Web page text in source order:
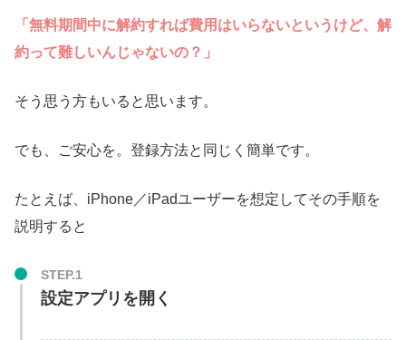
「無料期間中に解約すれば費用はいらないというけど、解
約って難しいんじゃないの？」
そう思う方もいると思います。
でも、ご安心を。登録方法と同じく簡単です。
たとえば、iPhone／iPadユーザーを想定してその手順を
説明すると
STEP.1
設定アプリを開く